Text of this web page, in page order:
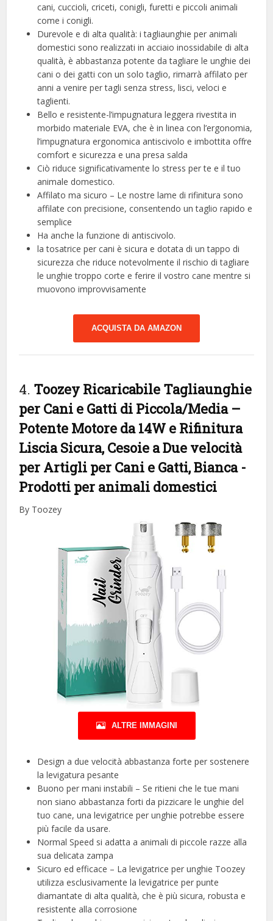
cani, cuccioli, criceti, conigli, furetti e piccoli animali
come i conigli.
Durevole e di alta qualità: i tagliaunghie per animali
domestici sono realizzati in acciaio inossidabile di alta
qualità, è abbastanza potente da tagliare le unghie dei
cani o dei gatti con un solo taglio, rimarrà affilato per
anni a venire per tagli senza stress, lisci, veloci e
taglienti.
Bello e resistente-l’impugnatura leggera rivestita in
morbido materiale EVA, che è in linea con l’ergonomia,
l’impugnatura ergonomica antiscivolo e imbottita offre
comfort e sicurezza e una presa salda
Ciò riduce significativamente lo stress per te e il tuo
animale domestico.
Affilato ma sicuro – Le nostre lame di rifinitura sono
affilate con precisione, consentendo un taglio rapido e
semplice
Ha anche la funzione di antiscivolo.
la tosatrice per cani è sicura e dotata di un tappo di
sicurezza che riduce notevolmente il rischio di tagliare
le unghie troppo corte e ferire il vostro cane mentre si
muovono improvvisamente
ACQUISTA DA AMAZON
4. Toozey Ricaricabile Tagliaunghie
per Cani e Gatti di Piccola/Media –
Potente Motore da 14W e Rifinitura
Liscia Sicura, Cesoie a Due velocità
per Artigli per Cani e Gatti, Bianca -
Prodotti per animali domestici
By Toozey
ALTRE IMMAGINI
Design a due velocità abbastanza forte per sostenere
la levigatura pesante
Buono per mani instabili – Se ritieni che le tue mani
non siano abbastanza forti da pizzicare le unghie del
tuo cane, una levigatrice per unghie potrebbe essere
più facile da usare.
Normal Speed si adatta a animali di piccole razze alla
sua delicata zampa
Sicuro ed efficace – La levigatrice per unghie Toozey
utilizza esclusivamente la levigatrice per punte
diamantate di alta qualità, che è più sicura, robusta e
resistente alla corrosione